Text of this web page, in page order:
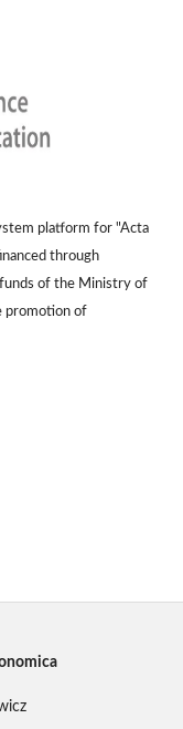
platform for "Acta
through
of the Ministry of
promotion of